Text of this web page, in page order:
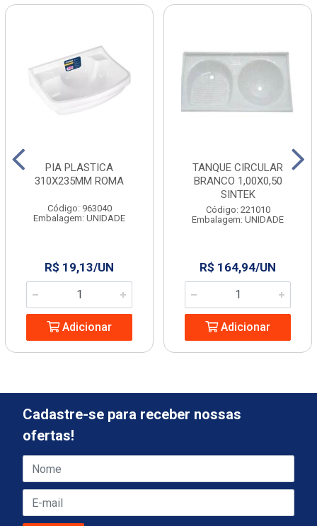
PIA PLASTICA
310X235MM ROMA
Código: 963040
Embalagem: UNIDADE
R$ 19,13/UN
Adicionar
TANQUE CIRCULAR
BRANCO 1,00X0,50
SINTEK
Código: 221010
Embalagem: UNIDADE
R$ 164,94/UN
Adicionar
Cadastre-se para receber nossas
ofertas!